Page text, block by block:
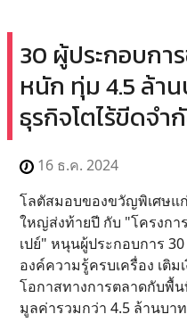
30 ผู้ประกอบกา
หนัก ทุ่ม 4.5 ล้า
ธุรกิจโตไร้ขีดจำ
16 ธ.ค. 2024
โลตัสมอบของขวัญพิเศษแ
ใหญ่ส่งท้ายปี กับ "โครงกา
เปย์" หนุนผู้ประกอบการ
องค์ความรู้ครบเครื่อง เติ
โอกาสทางการตลาดกับพื้
มูลค่ารวมกว่า 4.5 ล้านบาท